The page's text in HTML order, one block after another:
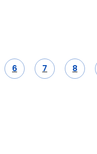
6 7 8